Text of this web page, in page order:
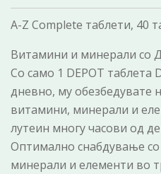
A-Z Complete таблети, 40
Витамини и минерали со
Со само 1 DEPOT таблета
дневно, му обезбедувате
витамини, минерали и
лутеин многу часови од
Оптимално снабдување
минерали и елементи во